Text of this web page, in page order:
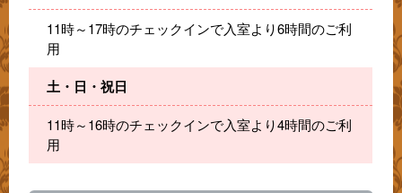
11時～17時のチェックインで入室より6時間のご利
用
土・日・祝日
11時～16時のチェックインで入室より4時間のご利
用